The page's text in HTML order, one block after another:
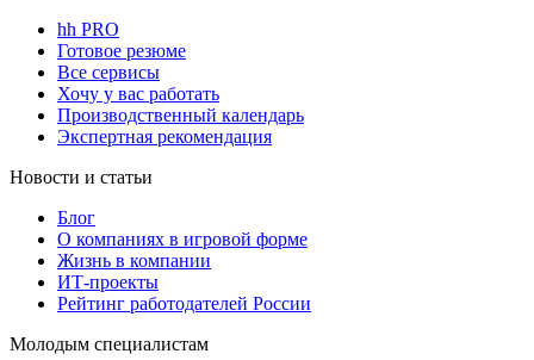
hh PRO
Готовое резюме
Все сервисы
Хочу у вас работать
Производственный календарь
Экспертная рекомендация
Новости и статьи
Блог
О компаниях в игровой форме
Жизнь в компании
ИТ-проекты
Рейтинг работодателей России
Молодым специалистам